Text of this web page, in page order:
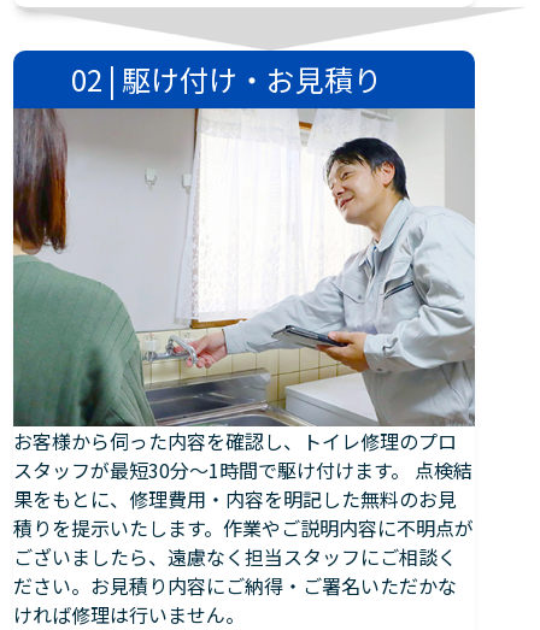
02 | 駆け付け・お見積り
お客様から伺った内容を確認し、トイレ修理のプロ
スタッフが最短30分～1時間で駆け付けます。 点検結
果をもとに、修理費用・内容を明記した無料のお見
積りを提示いたします。作業やご説明内容に不明点が
ございましたら、遠慮なく担当スタッフにご相談く
ださい。お見積り内容にご納得・ご署名いただかな
ければ修理は行いません。